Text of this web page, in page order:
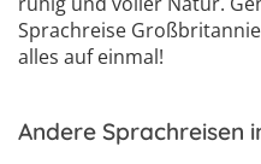
Sprachreise
alles auf einmal!
Andere Sprachreisen